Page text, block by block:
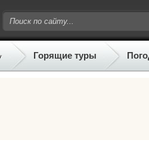
Горящие туры